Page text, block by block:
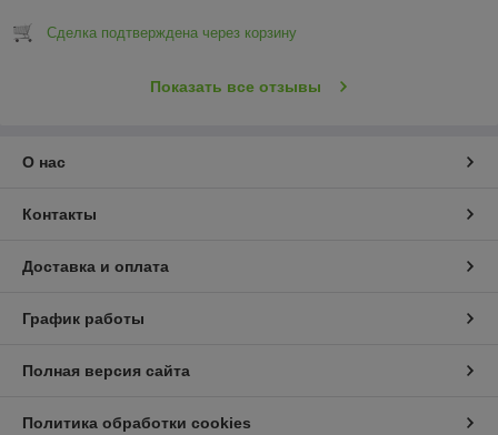
Сделка подтверждена через корзину
Показать все отзывы
О нас
Контакты
Доставка и оплата
График работы
Полная версия сайта
Политика обработки cookies